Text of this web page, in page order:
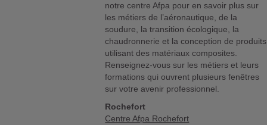
notre centre Afpa pour en savoir plus sur
les métiers de l’aéronautique, de la
soudure, la transition écologique, la
chaudronnerie et la conception de produits
utilisant des matériaux composites.
Renseignez-vous sur les métiers et leurs
formations qui ouvrent plusieurs fenêtres
sur votre avenir professionnel.
Rochefort
Centre Afpa Rochefort